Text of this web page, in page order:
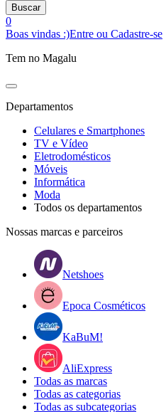
Buscar
0
Boas vindas :)Entre ou Cadastre-se
Tem no Magalu
Departamentos
Celulares e Smartphones
TV e Vídeo
Eletrodomésticos
Móveis
Informática
Moda
Todos os departamentos
Nossas marcas e parceiros
Netshoes
Epoca Cosméticos
KaBuM!
AliExpress
Todas as marcas
Todas as categorias
Todas as subcategorias